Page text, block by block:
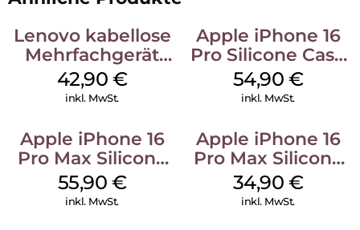
Lenovo kabellose
Mehrfachgerät
Luna Grey
42,90 €
inkl. MwSt.
Apple iPhone 16
Pro Silicone Case
MagSafe Black
54,90 €
inkl. MwSt.
Apple iPhone 16
Pro Max Silicone
Case MagSafe
Stone Gray
55,90 €
inkl. MwSt.
Apple iPhone 16
Pro Max Silicone
Case MagSafe
Denim
34,90 €
inkl. MwSt.